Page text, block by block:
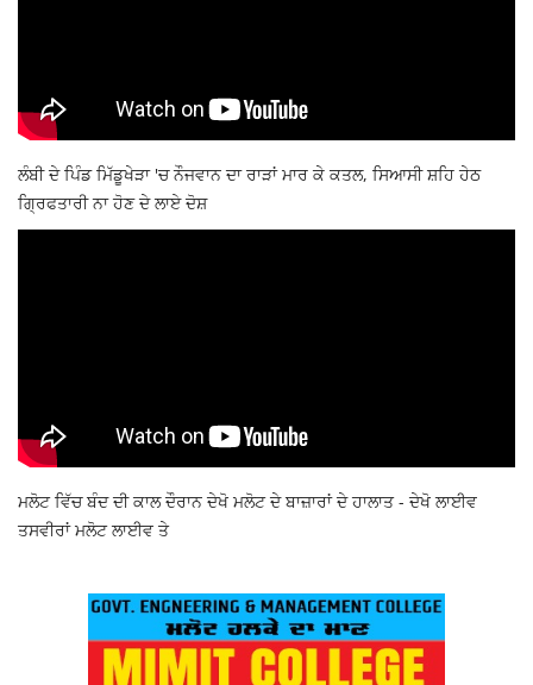
ਲੰਬੀ ਦੇ ਪਿੰਡ ਮਿੱਡੂਖੇੜਾ 'ਚ ਨੌਜਵਾਨ ਦਾ ਰਾੜਾਂ ਮਾਰ ਕੇ ਕਤਲ, ਸਿਆਸੀ ਸ਼ਹਿ ਹੇਠ
ਗ੍ਰਿਫਤਾਰੀ ਨਾ ਹੋਣ ਦੇ ਲਾਏ ਦੋਸ਼
ਮਲੋਟ ਵਿੱਚ ਬੰਦ ਦੀ ਕਾਲ ਦੌਰਾਨ ਦੇਖੋ ਮਲੋਟ ਦੇ ਬਾਜ਼ਾਰਾਂ ਦੇ ਹਾਲਾਤ - ਦੇਖੋ ਲਾਈਵ
ਤਸਵੀਰਾਂ ਮਲੋਟ ਲਾਈਵ ਤੇ